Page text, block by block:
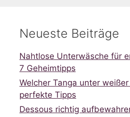
Neueste Beiträge
Nahtlose Unterwäsche für
7 Geheimtipps
Welcher Tanga unter
perfekte Tipps
Dessous richtig